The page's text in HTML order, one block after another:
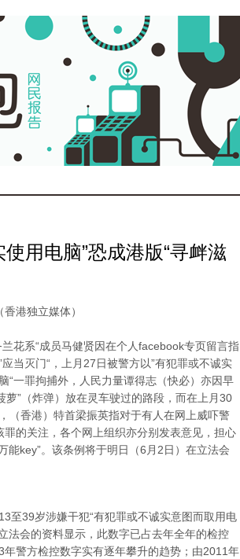
使用电脑”恐成港版“寻衅滋
港独立媒体）
兰花系“成员马健贤因在个人facebook专页留言指
应当灭门“，上月27日被警方以”有犯罪或不诚实
“一罪拘捕外，人民力量谭得志（快必）亦因早
”（炸弹）放在灵车驶过的路段，而在上月30
（香港）特首梁振英指对于有人在网上威吓警
的关注，各个网上组织亦分别发表意见，担心
能key”。该条例将于明日（6月2日）在立法会
至39岁涉嫌干犯“有犯罪或不诚实意图而取用电
法会的资料显示，此数字已占去年全年的检控
警方检控数字实有逐年攀升的趋势；由2011年